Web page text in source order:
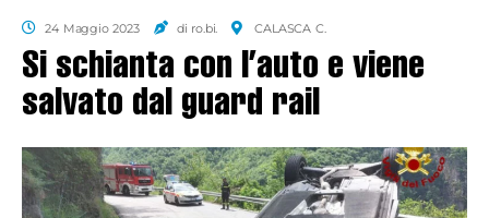
24 Maggio 2023 di ro.bi. CALASCA C.
Si schianta con l’auto e viene
salvato dal guard rail